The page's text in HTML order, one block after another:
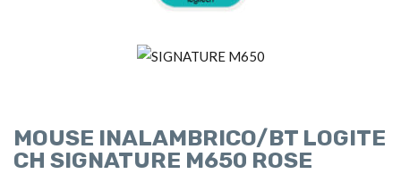
MOUSE INALAMBRICO/BT LOGITE
CH SIGNATURE M650 ROSE